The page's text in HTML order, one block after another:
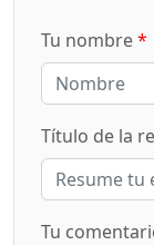
Tu nombre*
Título de la
Tu